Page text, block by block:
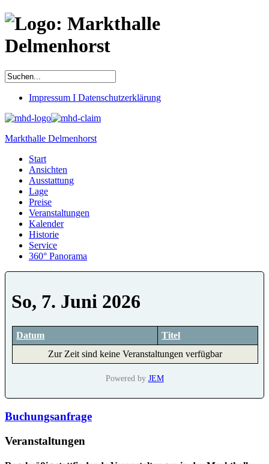
Impressum I Datenschutzerklärung
Markthalle Delmenhorst
Start
Ansichten
Ausstattung
Lage
Preise
Veranstaltungen
Kalender
Historie
Service
360° Panorama
So, 7. Juni 2026
Datum
Titel
Zur Zeit sind keine Veranstaltungen verfügbar
Powered by JEM
Buchungsanfrage
Veranstaltungen